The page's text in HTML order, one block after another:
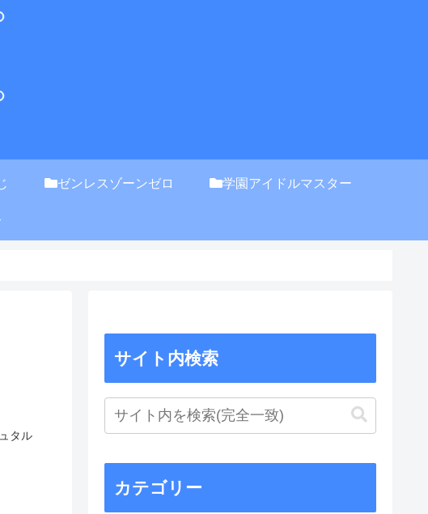
ゼンレスゾーンゼロ 学園アイドルマスター
タル
サイト内検索
カテゴリー